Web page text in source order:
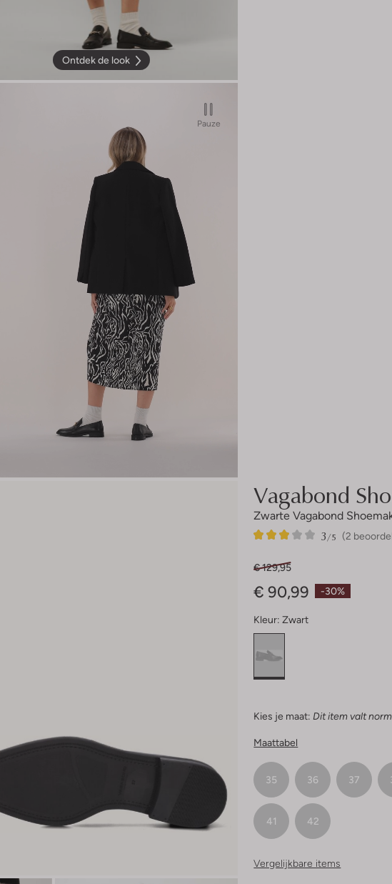
Ontdek de look
Pauze
Vagabond
Zwarte Vagabond
(2
3/5
2
3
-30%
€ 129,95
€ 90,99
Kleur: Zwart
Kies je maat: Dit item valt
Maattabel
35 36 37
41 42
Vergelijkbare items